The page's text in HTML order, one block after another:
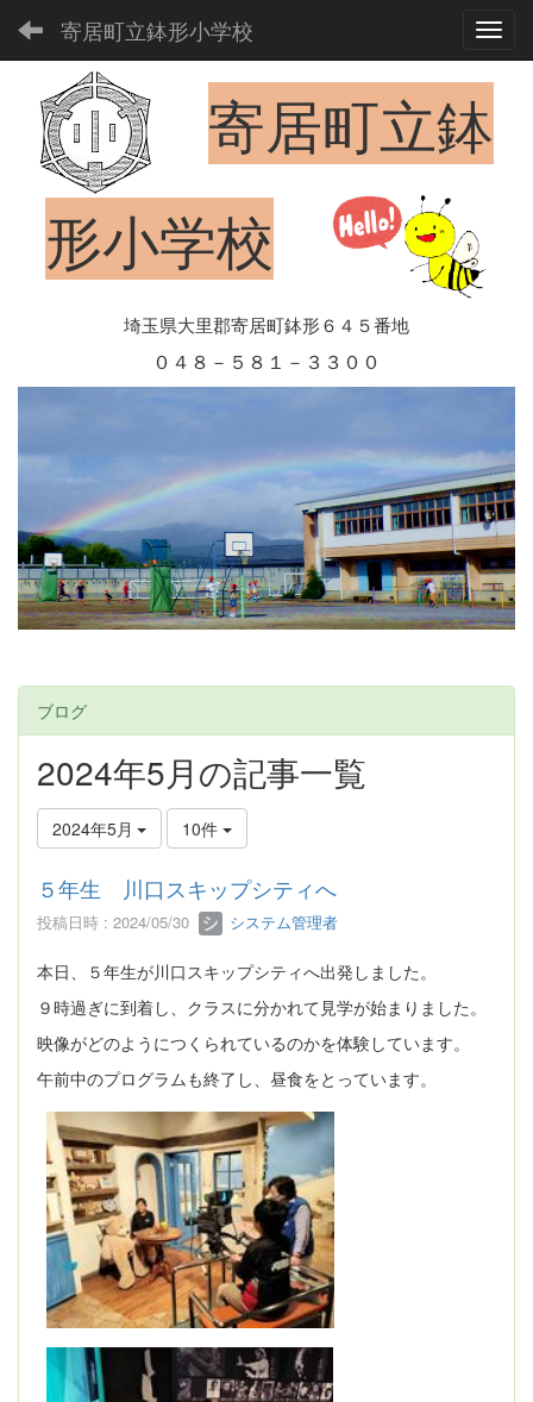
寄居町立鉢形小学校
寄居町立鉢
形小学校
埼玉県大里郡寄居町鉢形６４５番地
０４８－５８１－３３００
ブログ
2024年5月の記事一覧
2024年5月 10件
５年生 川口スキップシティへ
投稿日時 : 2024/05/30 システム管理者
本日、５年生が川口スキップシティへ出発しました。
９時過ぎに到着し、クラスに分かれて見学が始まりました。
映像がどのようにつくられているのかを体験しています。
午前中のプログラムも終了し、昼食をとっています。